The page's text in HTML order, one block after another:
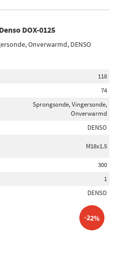
DOX-0125
Onverwarmd, DENSO
118
74
Sprongsonde, Vingersonde,
Onverwarmd
DENSO
M18x1.5
300
1
DENSO
-22%